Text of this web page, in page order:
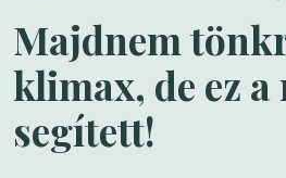
Majdnem
klimax, de ez a
segített!